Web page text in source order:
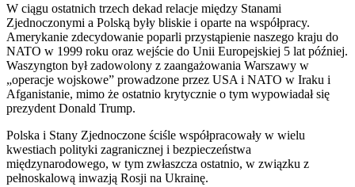
W ciągu ostatnich trzech dekad relacje między Stanami
Zjednoczonymi a Polską były bliskie i oparte na współpracy.
Amerykanie zdecydowanie poparli przystąpienie naszego kraju do
NATO w 1999 roku oraz wejście do Unii Europejskiej 5 lat później.
Waszyngton był zadowolony z zaangażowania Warszawy w
„operacje wojskowe” prowadzone przez USA i NATO w Iraku i
Afganistanie, mimo że ostatnio krytycznie o tym wypowiadał się
prezydent Donald Trump.
Polska i Stany Zjednoczone ściśle współpracowały w wielu
kwestiach polityki zagranicznej i bezpieczeństwa
międzynarodowego, w tym zwłaszcza ostatnio, w związku z
pełnoskalową inwazją Rosji na Ukrainę.